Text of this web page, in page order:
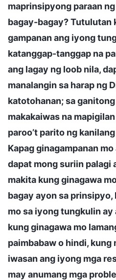
maprinsipyong paraan
bagay-bagay? Tutulutan
gampanan ang iyong
katanggap-tanggap na
ang lagay ng loob nila,
manalangin sa harap ng
katotohanan; sa
makakaiwas na
paroo’t parito ng
Kapag ginagampanan
dapat mong suriin palagi
makita kung ginagawa
bagay ayon sa prinsipyo,
mo sa iyong tungkulin ay
kung ginagawa mo
paimbabaw o hindi, kung
iwasan ang iyong mga
may anumang mga